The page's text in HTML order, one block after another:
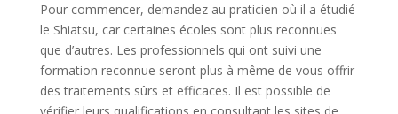
Pour commencer, demandez au praticien où il a étudié
le Shiatsu, car certaines écoles sont plus reconnues
que d’autres. Les professionnels qui ont suivi une
formation reconnue seront plus à même de vous offrir
des traitements sûrs et efficaces. Il est possible de